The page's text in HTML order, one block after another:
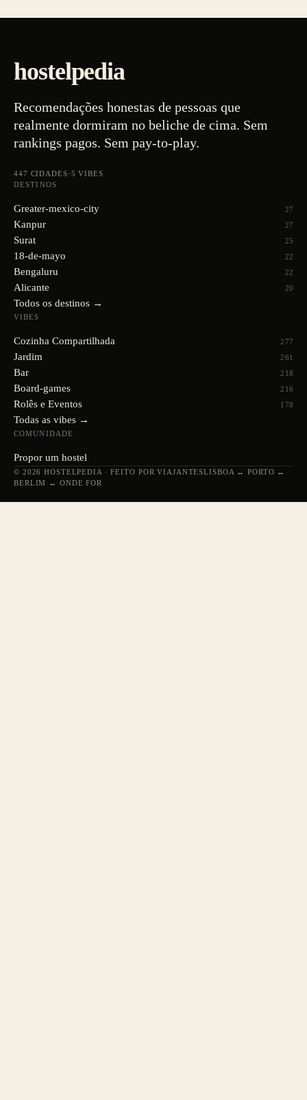
hostelpedia
Recomendações honestas de pessoas que
realmente dormiram no beliche de cima. Sem
rankings pagos. Sem pay-to-play.
447 CIDADES·5 VIBES
DESTINOS
Greater-mexico-city 27
Kanpur 27
Surat 25
18-de-mayo 22
Bengaluru 22
Alicante 20
Todos os destinos →
VIBES
Cozinha Compartilhada 277
Jardim 261
Bar 218
Board-games 216
Rolês e Eventos 178
Todas as vibes →
COMUNIDADE
Propor um hostel
© 2026 HOSTELPEDIA · FEITO POR VIAJANTESLISBOA ↔ PORTO ↔
BERLIM ↔ ONDE FOR